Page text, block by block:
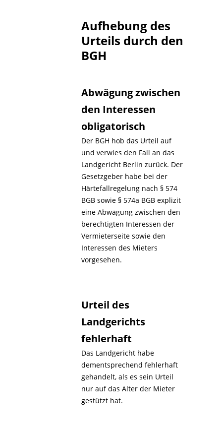
Aufhebung des
Urteils durch den
BGH
Abwägung zwischen
den Interessen
obligatorisch
Der BGH hob das Urteil auf
und verwies den Fall an das
Landgericht Berlin zurück. Der
Gesetzgeber habe bei der
Härtefallregelung nach § 574
BGB sowie § 574a BGB explizit
eine Abwägung zwischen den
berechtigten Interessen der
Vermieterseite sowie den
Interessen des Mieters
vorgesehen.
Urteil des
Landgerichts
fehlerhaft
Das Landgericht habe
dementsprechend fehlerhaft
gehandelt, als es sein Urteil
nur auf das Alter der Mieter
gestützt hat.